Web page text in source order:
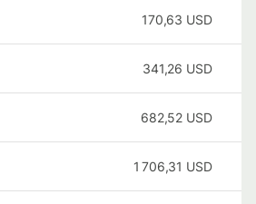
170,63 USD
341,26 USD
682,52 USD
1 706,31 USD